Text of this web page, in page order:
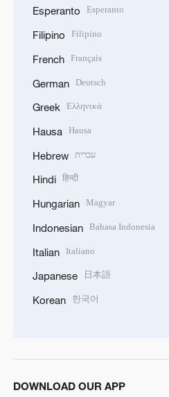
Esperanto Esperanto
Filipino Filipino
French Français
German Deutsch
Greek Ελληνικά
Hausa Hausa
Hebrew עברית
Hindi हिन्दी
Hungarian Magyar
Indonesian Bahasa Indonesia
Italian Italiano
Japanese 日本語
Korean 한국어
DOWNLOAD OUR APP